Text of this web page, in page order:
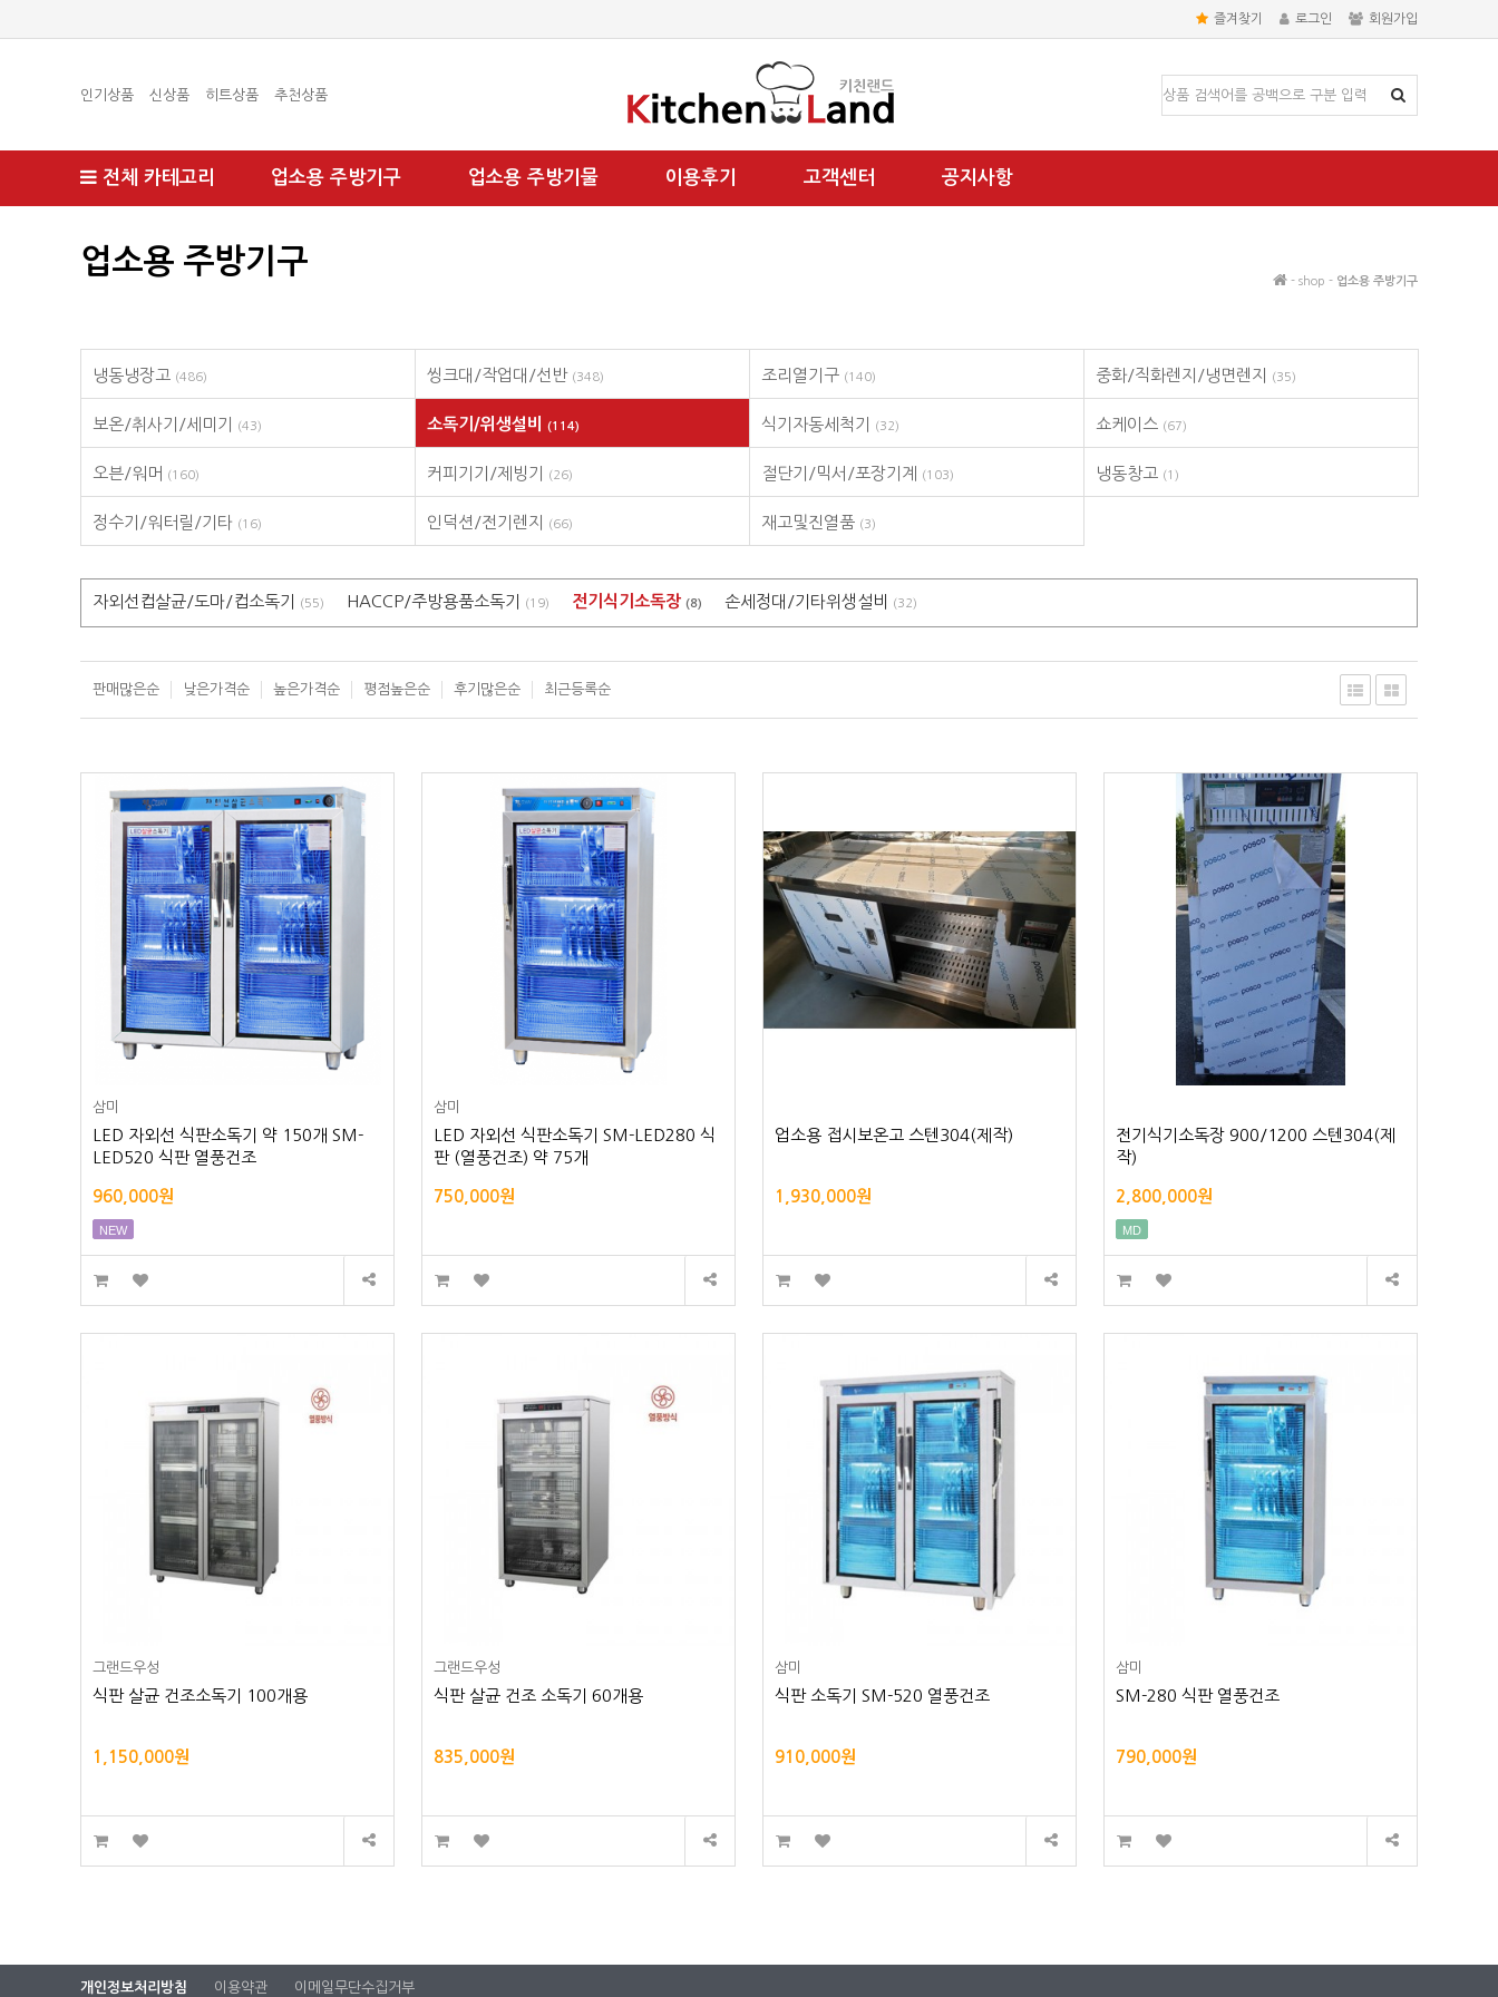
즐겨찾기 로그인 회원가입
인기상품 신상품 히트상품 추천상품
전체 카테고리 업소용 주방기구 업소용 주방기물 이용후기 고객센터 공지사항
업소용 주방기구
- shop - 업소용 주방기구
냉동냉장고 (486) 씽크대/작업대/선반 (348) 조리열기구 (140) 중화/직화렌지/냉면렌지 (35)
보온/취사기/세미기 (43) 소독기/위생설비 (114) 식기자동세척기 (32) 쇼케이스 (67)
오븐/워머 (160) 커피기기/제빙기 (26) 절단기/믹서/포장기계 (103) 냉동창고 (1)
정수기/워터릴/기타 (16) 인덕션/전기렌지 (66) 재고및진열품 (3)
자외선컵살균/도마/컵소독기 (55) HACCP/주방용품소독기 (19) 전기식기소독장 (8) 손세정대/기타위생설비 (32)
판매많은순 낮은가격순 높은가격순 평점높은순 후기많은순 최근등록순
삼미
LED 자외선 식판소독기 약 150개 SM-
LED520 식판 열풍건조
960,000원
NEW
삼미
LED 자외선 식판소독기 SM-LED280 식
판 (열풍건조) 약 75개
750,000원
업소용 접시보온고 스텐304(제작)
1,930,000원
전기식기소독장 900/1200 스텐304(제
작)
2,800,000원
MD
그랜드우성
식판 살균 건조소독기 100개용
1,150,000원
그랜드우성
식판 살균 건조 소독기 60개용
835,000원
삼미
식판 소독기 SM-520 열풍건조
910,000원
삼미
SM-280 식판 열풍건조
790,000원
개인정보처리방침 이용약관 이메일무단수집거부